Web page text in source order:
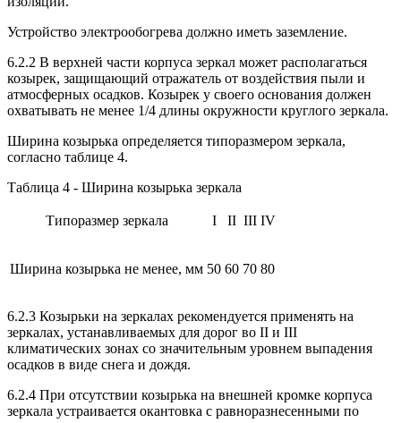
Устройство электрообогрева должно иметь заземление.
6.2.2 В верхней части корпуса зеркал может располагаться
козырек, защищающий отражатель от воздействия пыли и
атмосферных осадков. Козырек у своего основания должен
охватывать не менее 1/4 длины окружности круглого зеркала.
Ширина козырька определяется типоразмером зеркала,
согласно таблице 4.
Таблица 4 - Ширина козырька зеркала
Типоразмер зеркала I II III IV
Ширина козырька не менее, мм 50 60 70 80
6.2.3 Козырьки на зеркалах рекомендуется применять на
зеркалах, устанавливаемых для дорог во II и III
климатических зонах со значительным уровнем выпадения
осадков в виде снега и дождя.
6.2.4 При отсутствии козырька на внешней кромке корпуса
зеркала устраивается окантовка с равноразнесенными по